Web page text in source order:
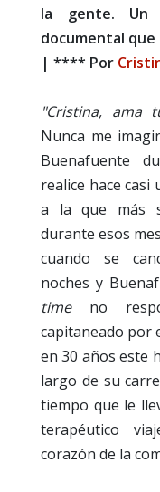
la gente. Un
documental que
| **** Por
"Cristina,
Nunca me
Buenafuente
realice hace casi
a la que más
durante esos
cuando se
noches y
timeno
capitaneado por
en 30 años este
largo de su
tiempo que le
terapéutico
corazón de la